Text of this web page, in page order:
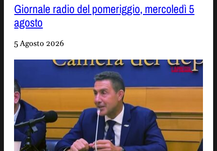
Giornale radio del pomeriggio, mercoledì 5
agosto
5 Agosto 2026